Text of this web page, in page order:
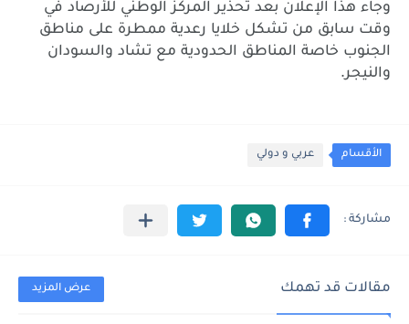
وجاء هذا الإعلان بعد تحذير المركز الوطني للأرصاد في
وقت سابق من تشكل خلايا رعدية ممطرة على مناطق
الجنوب خاصة المناطق الحدودية مع تشاد والسودان
والنيجر.
الأقسام عربي و دولي
مقالات قد تهمك عرض المزيد